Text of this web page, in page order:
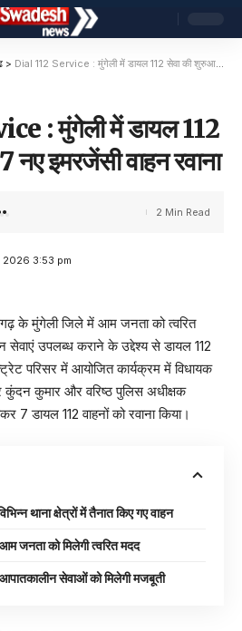
> Dial 112 Service : मुंगेली में डायल 112 सेवा की शुरुआत, 7 नए इमरजेंसी वाहन रवाना
: मुंगेली में डायल 112
इमरजेंसी वाहन रवाना
3:53 pm
2 Min Read
के मुंगेली जिले में आम जनता को त्वरित
सेवाएं उपलब्ध कराने के उद्देश्य से डायल 112
परिसर में आयोजित कार्यक्रम में विधायक
कुमार और वरिष्ठ पुलिस अधीक्षक
7 डायल 112 वाहनों को रवाना किया।
थाना क्षेत्रों में तैनात किए गए वाहन
को मिलेगी त्वरित मदद
सेवाओं को मिलेगी मजबूती